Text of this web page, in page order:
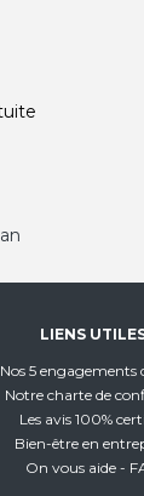
LIENS
Nos 5 engagements
Notre charte de
Les avis 100%
Bien-être en
On vous aide -